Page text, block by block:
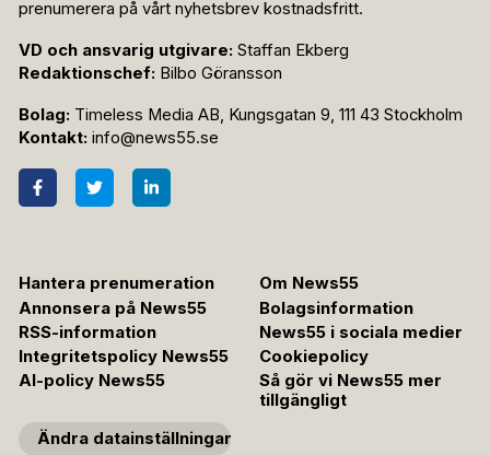
prenumerera på vårt nyhetsbrev kostnadsfritt.
VD och ansvarig utgivare: Staffan Ekberg
Redaktionschef: Bilbo Göransson
Bolag: Timeless Media AB, Kungsgatan 9, 111 43 Stockholm
Kontakt: info@news55.se
Hantera prenumeration
Om News55
Annonsera på News55
Bolagsinformation
RSS-information
News55 i sociala medier
Integritetspolicy News55
Cookiepolicy
AI-policy News55
Så gör vi News55 mer
tillgängligt
Ändra datainställningar